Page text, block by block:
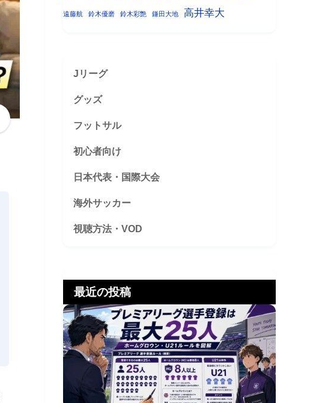
遠藤航 鈴木優磨 鈴木彩艶 鎌田大地 高井幸大
Jリーグ
グッズ
フットサル
初心者向け
日本代表・国際大会
海外サッカー
視聴方法・VOD
最近の投稿